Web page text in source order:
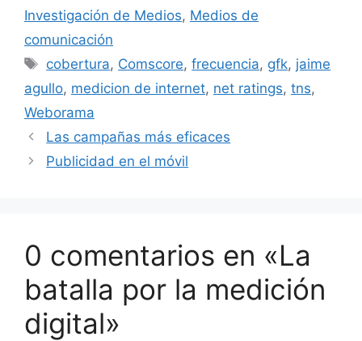
Investigación de Medios, Medios de
comunicación
Etiquetas
cobertura, Comscore,frecuencia, gfk, jaime
agullo, medicion de internet, net ratings, tns,
Weborama
Las campañas más eficaces
Publicidad en el móvil
0 comentarios en «La
batalla por la medición
digital»